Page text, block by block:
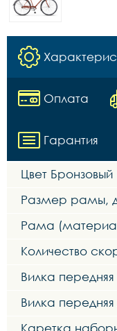
Оплата
Гарантия
Цвет Бронзовый
Размер рамы,
Рама
Количество
Вилка передняя
Вилка
Каретка